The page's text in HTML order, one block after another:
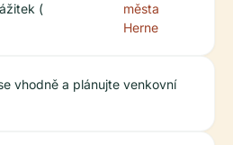
(
města
Herne
vhodně a plánujte venkovní